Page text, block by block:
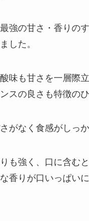
強の甘さ・香りの
した。
味も甘さを一層際
スの良さも特徴のひ
がなく食感がしっか
も強く、口に含む
香りが口いっぱいに